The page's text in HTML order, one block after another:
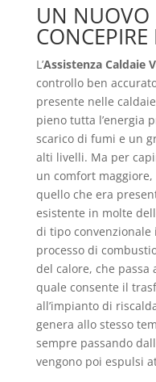
UN
L’Assistenza Caldaie
controllo ben
presente nelle
pieno tutta l’energia
scarico di fumi e un
alti livelli. Ma per
un comfort
quello che era
esistente in molte
di tipo
processo di
del calore, che
quale consente il
all’impianto di
genera allo stesso
sempre passando
vengono poi espulsi